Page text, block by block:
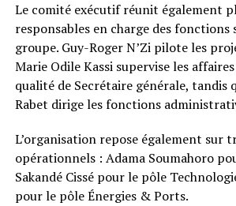
Le comité exécutif réunit également
responsables en charge des fonctions
groupe. Guy-Roger N’Zi pilote les
Marie Odile Kassi supervise les
qualité de Secrétaire générale, tandis
Rabet dirige les fonctions
L’organisation repose également sur
opérationnels : Adama Soumahoro
Sakandé Cissé pour le pôle
pour le pôle Énergies & Ports.